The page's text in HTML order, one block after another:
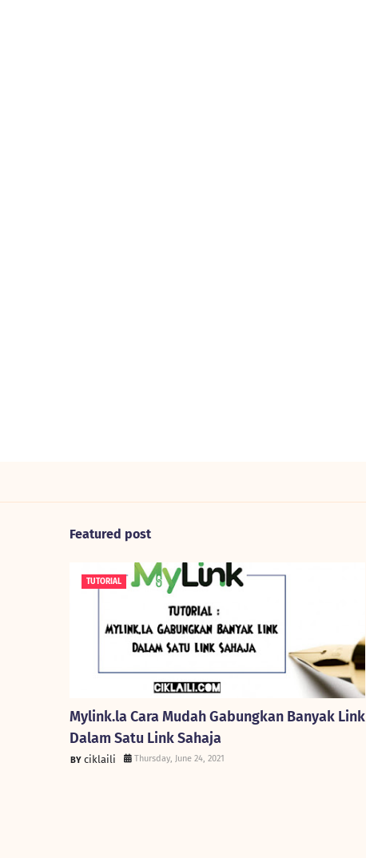
Featured post
TUTORIAL
Mylink.la Cara Mudah Gabungkan Banyak Link
Dalam Satu Link Sahaja
ciklaili Thursday, June 24, 2021